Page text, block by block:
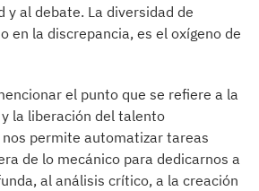
y al debate. La diversidad de
en la discrepancia, es el oxígeno de
el punto que se refiere a la
la liberación del talento
permite automatizar tareas
de lo mecánico para dedicarnos a
al análisis crítico, a la creación